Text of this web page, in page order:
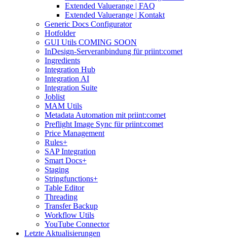
Extended Valuerange | FAQ
Extended Valuerange | Kontakt
Generic Docs Configurator
Hotfolder
GUI Utils COMING SOON
InDesign-Serveranbindung für priint:comet
Ingredients
Integration Hub
Integration AI
Integration Suite
Joblist
MAM Utils
Metadata Automation mit priint:comet
Preflight Image Sync für priint:comet
Price Management
Rules+
SAP Integration
Smart Docs+
Staging
Stringfunctions+
Table Editor
Threading
Transfer Backup
Workflow Utils
YouTube Connector
Letzte Aktualisierungen